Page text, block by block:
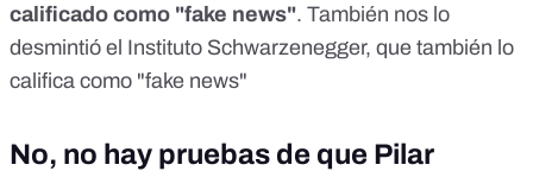
calificado como "fake news". También nos lo
desmintió el Instituto Schwarzenegger, que también lo
califica como "fake news"
No, no hay pruebas de que Pilar